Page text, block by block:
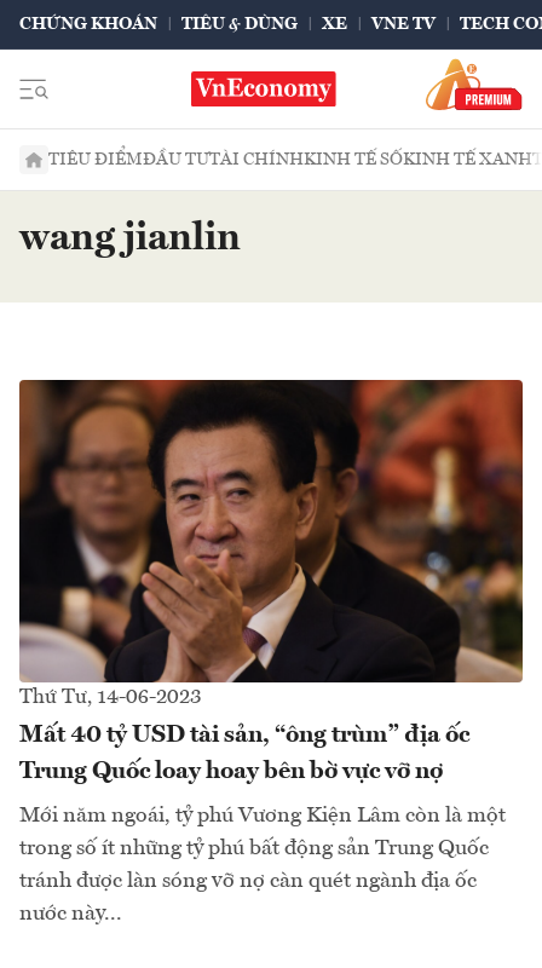
CHỨNG KHOÁN TIÊU & DÙNG XE VNE TV TECH
TIÊU ĐIỂMĐẦU TƯTÀI CHÍNHKINH TẾ SỐKINH TẾ XANH
wang jianlin
Thứ Tư, 14-06-2023
Mất 40 tỷ USD tài sản, “ông trùm” địa ốc
Trung Quốc loay hoay bên bờ vực vỡ nợ
Mới năm ngoái, tỷ phú Vương Kiện Lâm còn là một
trong số ít những tỷ phú bất động sản Trung Quốc
tránh được làn sóng vỡ nợ càn quét ngành địa ốc
nước này...